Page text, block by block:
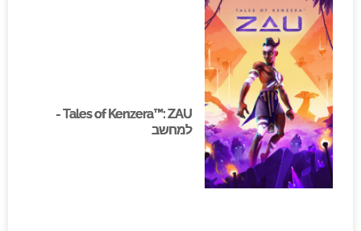
Tales of Kenzera™: ZAU -
למחשב
Tales of Kenzera™: ZAU -
למחשב